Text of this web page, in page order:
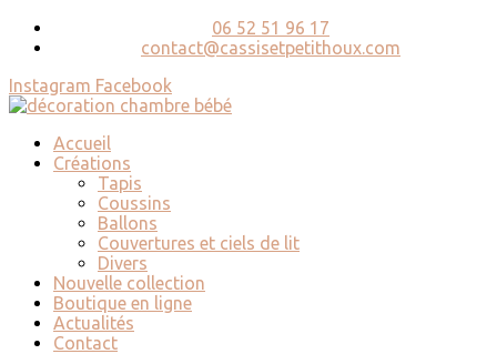
06 52 51 96 17
contact@cassisetpetithoux.com
Instagram Facebook
Accueil
Créations
Tapis
Coussins
Ballons
Couvertures et ciels de lit
Divers
Nouvelle collection
Boutique en ligne
Actualités
Contact